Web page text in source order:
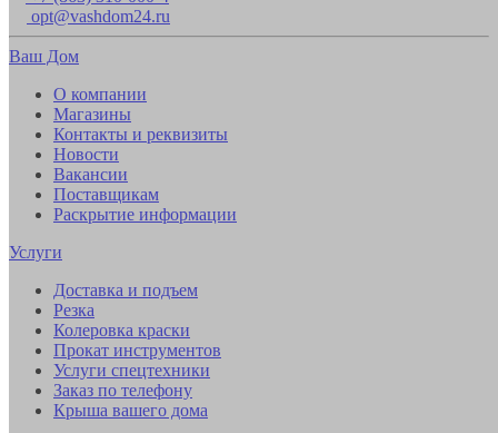
opt@vashdom24.ru
Ваш Дом
О компании
Магазины
Контакты и реквизиты
Новости
Вакансии
Поставщикам
Раскрытие информации
Услуги
Доставка и подъем
Резка
Колеровка краски
Прокат инструментов
Услуги спецтехники
Заказ по телефону
Крыша вашего дома